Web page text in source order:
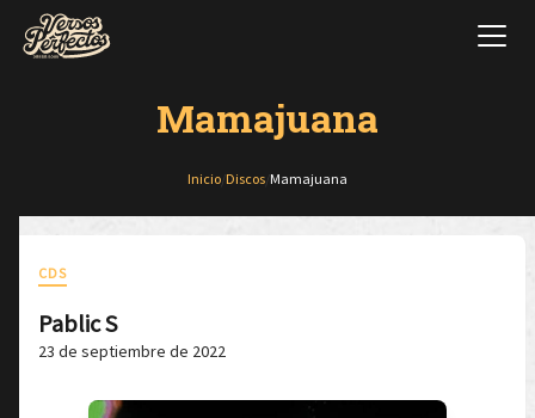
Mamajuana
Inicio Discos Mamajuana
CDS
Pablic S
23 de septiembre de 2022